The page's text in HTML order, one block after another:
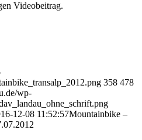
Videobeitrag.
358 478
wp-
12-08 11:52:57Mountainbike –